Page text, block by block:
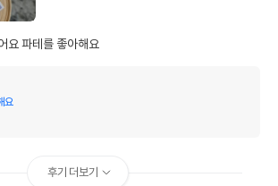
요 파테를 좋아해요
요
후기 더보기